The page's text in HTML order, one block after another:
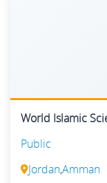
World Islamic
Public
Jordan,Amman